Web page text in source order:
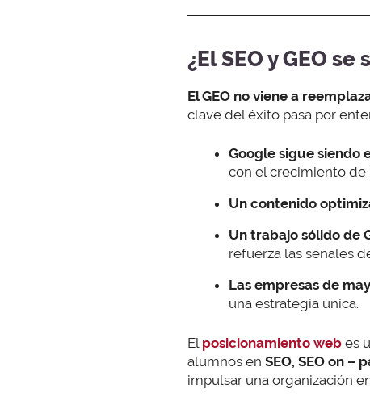
¿El SEO y GEO
El GEO no viene a
clave del éxito pasa por
Google sigue siendo
con el crecimiento de
Un contenido
Un trabajo sólido de
refuerza las señales
Las empresas de
una estrategia única.
El posicionamiento web es
alumnos en SEO, SEO on –
impulsar una organización